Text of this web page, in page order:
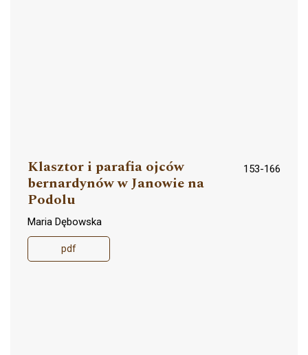
Klasztor i parafia ojców
bernardynów w Janowie na
Podolu
153-166
Maria Dębowska
pdf